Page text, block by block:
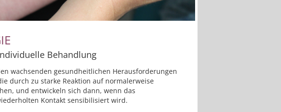
Behandlung
wachsenden gesundheitlichen Herausforderungen
durch zu starke Reaktion auf normalerweise
und entwickeln sich dann, wenn das
Kontakt sensibilisiert wird.